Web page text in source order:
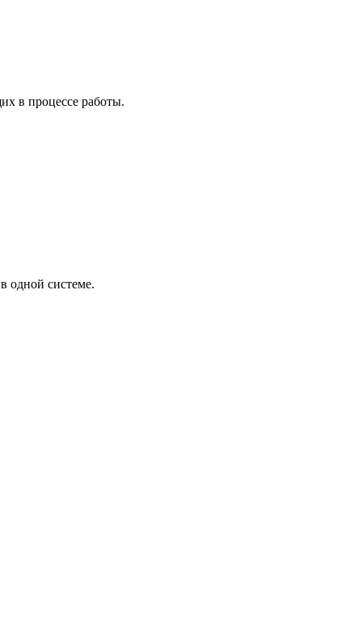
в процессе работы.
одной системе.